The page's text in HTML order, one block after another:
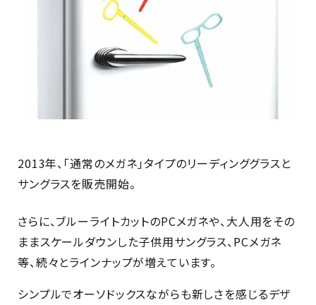
2013年、「通常のメガネ」タイプのリーディンググラスと
サングラスを販売開始。
さらに、ブルーライトカットのPCメガネや、大人用をその
ままスケールダウンした子供用サングラス、PCメガネ
等、続々とラインナップが増えています。
シンプルでオーソドックスながらも新しさを感じるデザ